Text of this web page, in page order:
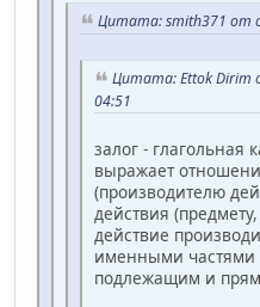
Цитата: smith371 от
Цитата: Ettok Dirim
04:51
залог - глагольная
выражает
(производителю
действия
действие
именными частями
подлежащим и